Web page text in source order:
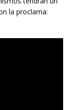
la proclama: